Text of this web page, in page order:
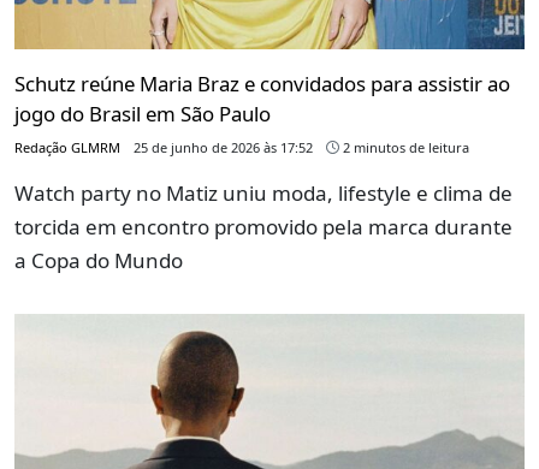
Schutz reúne Maria Braz e convidados para assistir ao
jogo do Brasil em São Paulo
Redação GLMRM 25 de junho de 2026 às 17:52 2 minutos de leitura
Watch party no Matiz uniu moda, lifestyle e clima de
torcida em encontro promovido pela marca durante
a Copa do Mundo